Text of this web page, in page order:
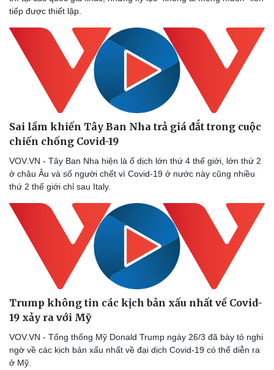
Doanh nghiệp
Thông tin doanh nghiệp
Doanh nghiệp 24h
Doanh nhân
Vì cộng đồng
Công nghệ
Sành điệu
Tin Công nghệ
Trải nghiệm
Chuyển đổi số
tiếp được thiết lập.
Sai lầm khiến Tây Ban Nha trả giá đắt trong cuộc
chiến chống Covid-19
VOV.VN - Tây Ban Nha hiện là ổ dịch lớn thứ 4 thế giới, lớn thứ 2
ở châu Âu và số người chết vì Covid-19 ở nước này cũng nhiều
thứ 2 thế giới chỉ sau Italy.
Trump không tin các kịch bản xấu nhất về Covid-
19 xảy ra với Mỹ
VOV.VN - Tổng thống Mỹ Donald Trump ngày 26/3 đã bày tỏ nghi
ngờ về các kịch bản xấu nhất về đại dịch Covid-19 có thể diễn ra
ở Mỹ.